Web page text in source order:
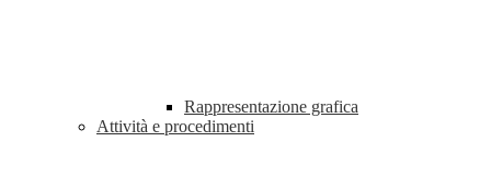
Rappresentazione grafica
Attività e procedimenti